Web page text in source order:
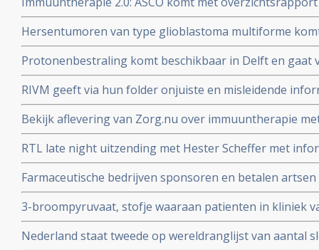
ontwikkelingen bij kanker van afgelopen jaar en
Hersentumoren van type glioblastoma multiforme
voor terwijl laaggradige vormen van hersentumoren
mobiele telefoons?
Protonenbestraling komt beschikbaar in Delft en gaat
vergoed worden
RIVM geeft via hun folder onjuiste en misleidende
darmkankeronderzoek onder de Nederlandse
Bekijk aflevering van Zorg.nu over immuuntherapie
Schumacher d.d. 1 novermber 2016
RTL late night uitzending met Hester Scheffer met
irreversible electroporation
Farmaceutische bedrijven sponsoren en betalen
jaren. Onafhankelijkheid van artsen en
3-broompyruvaat, stofje waaraan patienten in kliniek
soms ook genezende behandeling voor uitgezaaide
Nederland staat tweede op wereldranglijst van aantal